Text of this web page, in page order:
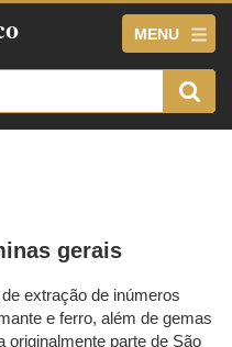
MENU
gerais
extração de inúmeros
e ferro, além de gemas
originalmente parte de São